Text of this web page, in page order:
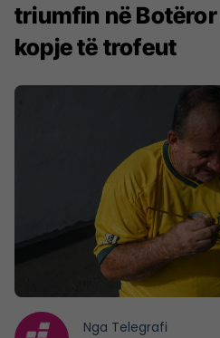
triumfin në
kopje të trofeut
Nga Telegrafi